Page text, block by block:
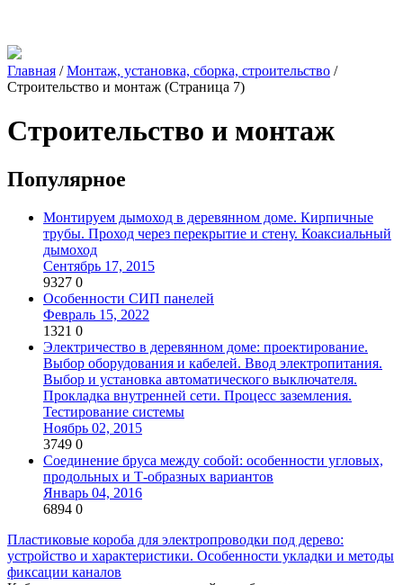
Главная /Монтаж, установка, сборка, строительство /
Строительство и монтаж (Страница 7)
Строительство и монтаж
Популярное
Монтируем дымоход в деревянном доме. Кирпичные
трубы. Проход через перекрытие и стену. Коаксиальный
дымоход
Сентябрь 17, 2015
9327 0
Особенности СИП панелей
Февраль 15, 2022
1321 0
Электричество в деревянном доме: проектирование.
Выбор оборудования и кабелей. Ввод электропитания.
Выбор и установка автоматического выключателя.
Прокладка внутренней сети. Процесс заземления.
Тестирование системы
Ноябрь 02, 2015
3749 0
Соединение бруса между собой: особенности угловых,
продольных и Т-образных вариантов
Январь 04, 2016
6894 0
Пластиковые короба для электропроводки под дерево:
устройство и характеристики. Особенности укладки и методы
фиксации каналов